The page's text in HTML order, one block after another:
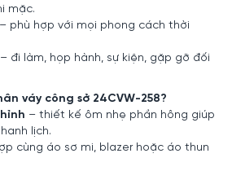
mặc.
– phù hợp với mọi phong cách thời
– đi làm, họp hành, sự kiện, gặp gỡ đối
váy công sở 24CVW-258?
– thiết kế ôm nhẹ phần hông giúp
lịch.
cùng áo sơ mi, blazer hoặc áo thun